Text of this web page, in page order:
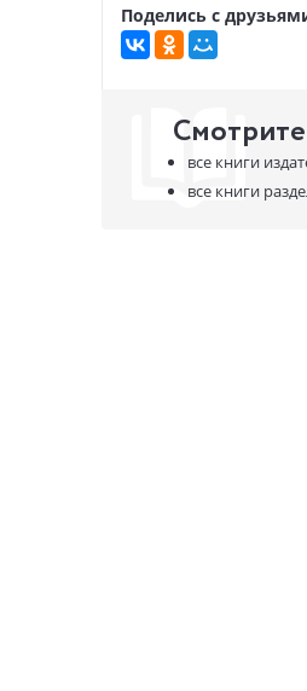
Поделись с
все книги
все книги